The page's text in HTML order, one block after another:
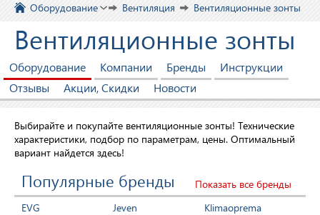
Оборудование Вентиляция Вентиляционные зонты
Вентиляционные зонты
Оборудование Компании Бренды
Инструкции
Отзывы
Акции, Скидки Новости
Выбирайте и покупайте вентиляционные зонты! Технические
характеристики, подбор по параметрам, цены. Оптимальный
вариант найдется здесь!
Показать все бренды
Популярные бренды
EVG Jeven
Klimaoprema